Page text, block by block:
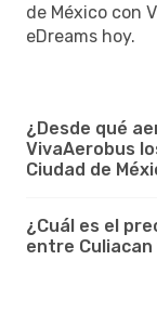
de México con
eDreams hoy.
¿Desde qué
VivaAerobus
Ciudad de
¿Cuál es el
entre Culiacan